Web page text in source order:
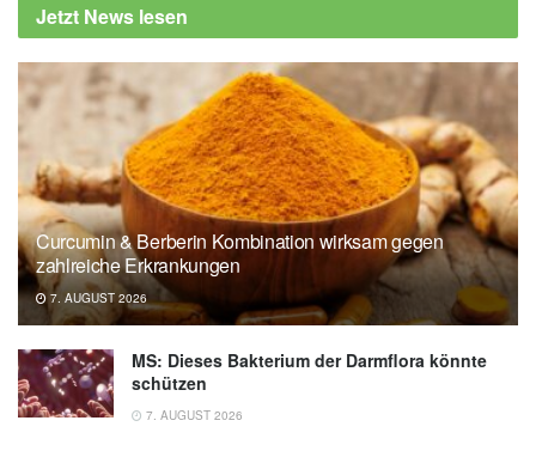
Jetzt News lesen
Curcumin & Berberin Kombination wirksam gegen
zahlreiche Erkrankungen
7. AUGUST 2026
MS: Dieses Bakterium der Darmflora könnte
schützen
7. AUGUST 2026